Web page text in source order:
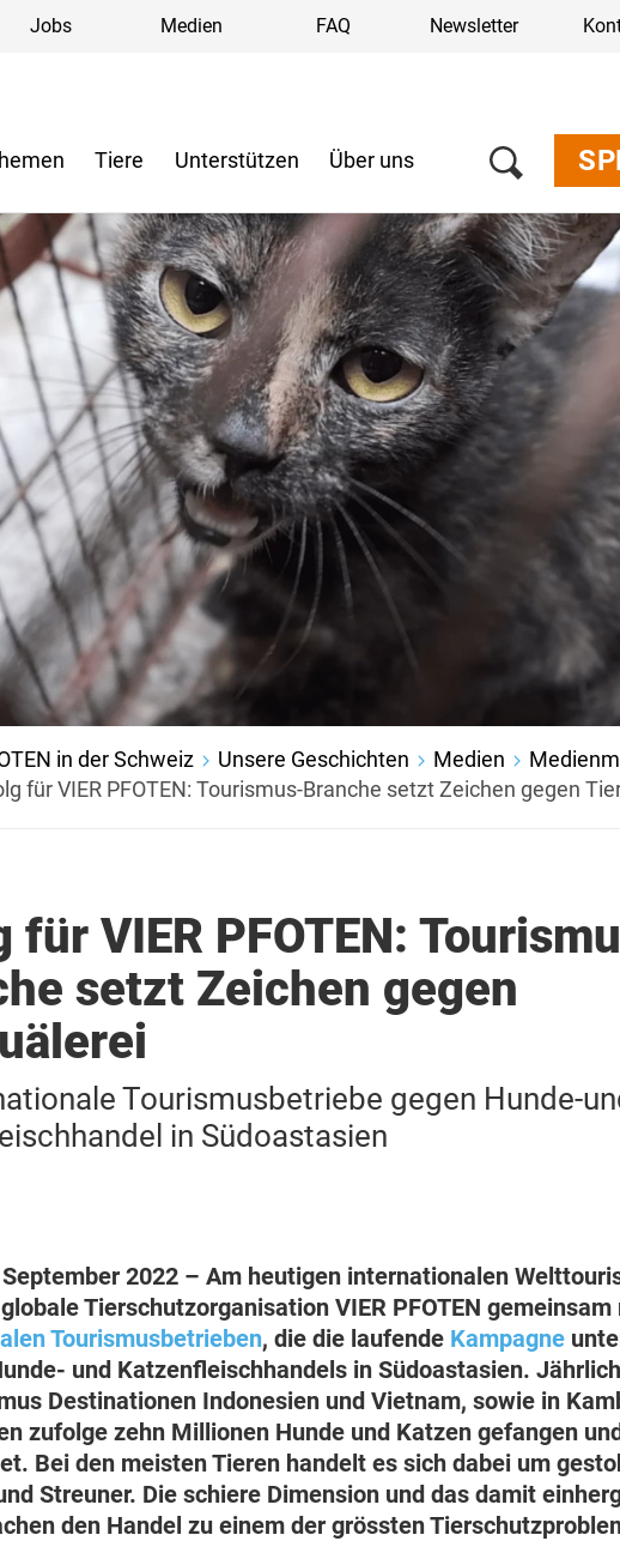
Jobs Medien FAQ Newsletter
Tiere Unterstützen Über uns
in der Schweiz Unsere Geschichten Medien
für VIER PFOTEN: Tourismus-Branche setzt Zeichen gegen
für VIER PFOTEN:
setzt Zeichen gegen
Tourismusbetriebe gegen Hunde-
in Südoastasien
2022 – Am heutigen internationalen
Tierschutzorganisation VIER PFOTEN gemeinsam
Tourismusbetrieben, die die laufende Kampagne
und Katzenfleischhandels in Südoastasien.
Destinationen Indonesien und Vietnam, sowie in
zufolge zehn Millionen Hunde und Katzen gefangen
Bei den meisten Tieren handelt es sich dabei um
Streuner. Die schiere Dimension und das damit
den Handel zu einem der grössten